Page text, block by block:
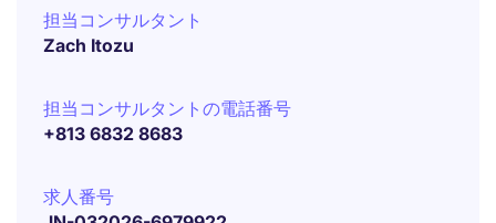
担当コンサルタント
Zach Itozu
担当コンサルタントの電話番号
+813 6832 8683
求人番号